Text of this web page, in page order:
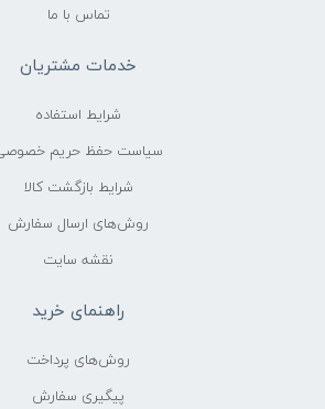
تماس با ما
خدمات مشتریان
شرایط استفاده
سیاست حفظ حریم
شرایط بازگشت کالا
روش‌های ارسال سفارش
نقشه سایت
راهنمای خرید
روش‌های پرداخت
پیگیری سفارش